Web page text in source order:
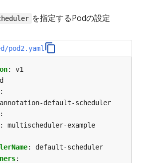
を指定するPodの設定
pod2.yaml
:
v1
:
annotation-default-scheduler
:
:
multischeduler-example
:
default-scheduler
: